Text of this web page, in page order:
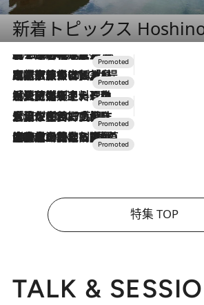
新着トピックス
2026.8.7
【トンボの足水浴】ヒノキの香りに包まれて涼感マックス！約13℃の湧水かけ流しを避暑地「星野温泉 トンボの湯」で体験
2026.7.31
【ホテル帰省】という選択肢をOMOが提案。家族とほどよい距離を保つには「昼は実家、夜は気兼ねなくホテルで！」
2026.7.24
【夏限定ディナーコース】旬を迎える稚鮎や花ズッキーニなどをイタリア・トスカーナの郷土料理の手法で満喫！
2026.7.17
「土佐和ハーブかき氷」がOMO7高知に登場！生姜、山椒、大葉など目にも舌にも涼を呼ぶ郷土の味
2026.7.10
NEW OPEN！【界 草津】名湯の地に誕生。趣の異なる2種の温泉と上州ならではの会席・蕎麦割烹など美食を味わう究極の癒やし旅
特集 TOP
TALK &